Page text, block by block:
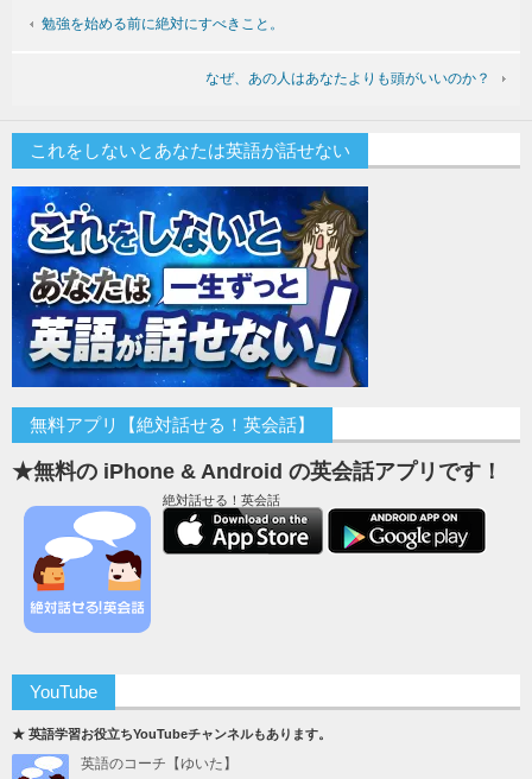
勉強を始める前に絶対にすべきこと。
なぜ、あの人はあなたよりも頭がいいのか？
これをしないとあなたは英語が話せない
無料アプリ【絶対話せる！英会話】
★無料の iPhone & Android の英会話アプリです！
絶対話せる！英会話
YouTube
★ 英語学習お役立ちYouTubeチャンネルもあります。